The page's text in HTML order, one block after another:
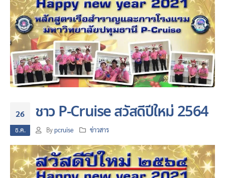
26
ธ.ค.
ชาว P-Cruise สวัสดีปีใหม่ 2564
By pcruise ข่าวสาร